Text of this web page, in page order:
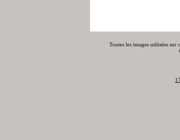
Toutes les images utilisées